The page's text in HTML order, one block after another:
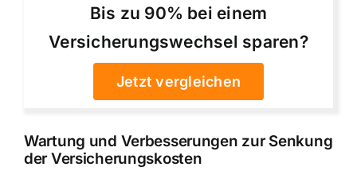
Bis zu 90% bei einem
Versicherungswechsel sparen?
Jetzt vergleichen
Wartung und Verbesserungen zur Senkung
der Versicherungskosten